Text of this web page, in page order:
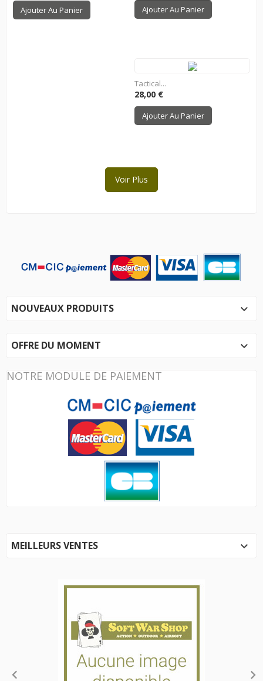
Ajouter Au Panier Ajouter Au Panier
Tactical...
28,00 €Prix
Ajouter Au Panier
Voir Plus
NOUVEAUX PRODUITS 
OFFRE DU MOMENT 
NOTRE MODULE DE PAIEMENT
MEILLEURS VENTES 